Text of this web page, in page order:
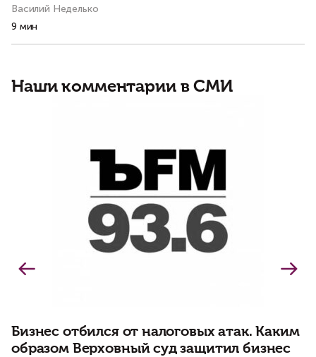
Василий Неделько
9 мин
Наши комментарии в СМИ
Бизнес отбился от налоговых атак. Каким
образом Верховный суд защитил бизнес